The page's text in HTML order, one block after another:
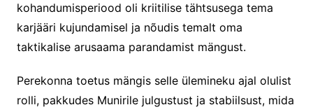
kohandumisperiood oli kriitilise tähtsusega tema
karjääri kujundamisel ja nõudis temalt oma
taktikalise arusaama parandamist mängust.
Perekonna toetus mängis selle ülemineku ajal olulist
rolli, pakkudes Munirile julgustust ja stabiilsust, mida